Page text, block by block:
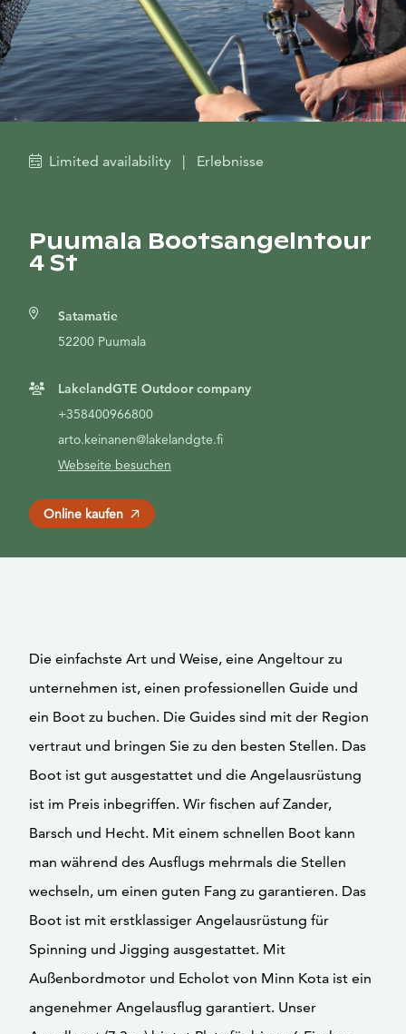
Limited availability | Erlebnisse
Puumala Bootsangelntour
4 St
Satamatie
52200 Puumala
LakelandGTE Outdoor company
+358400966800
arto.keinanen@lakelandgte.fi
Webseite besuchen
Online kaufen
Die einfachste Art und Weise, eine Angeltour zu
unternehmen ist, einen professionellen Guide und
ein Boot zu buchen. Die Guides sind mit der Region
vertraut und bringen Sie zu den besten Stellen. Das
Boot ist gut ausgestattet und die Angelausrüstung
ist im Preis inbegriffen. Wir fischen auf Zander,
Barsch und Hecht. Mit einem schnellen Boot kann
man während des Ausflugs mehrmals die Stellen
wechseln, um einen guten Fang zu garantieren. Das
Boot ist mit erstklassiger Angelausrüstung für
Spinning und Jigging ausgestattet. Mit
Außenbordmotor und Echolot von Minn Kota ist ein
angenehmer Angelausflug garantiert. Unser